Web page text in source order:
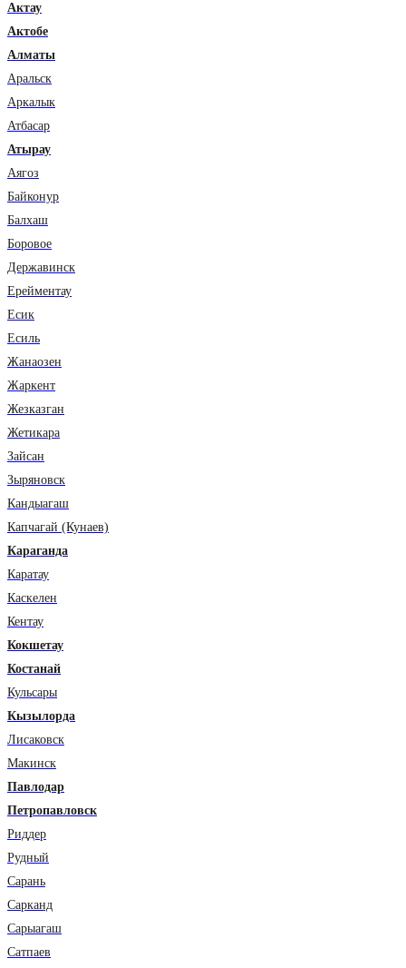
Актау
Актобе
Алматы
Аральск
Аркалык
Атбасар
Атырау
Аягоз
Байконур
Балхаш
Боровое
Державинск
Ерейментау
Есик
Есиль
Жанаозен
Жаркент
Жезказган
Жетикара
Зайсан
Зыряновск
Кандыагаш
Капчагай (Кунаев)
Караганда
Каратау
Каскелен
Кентау
Кокшетау
Костанай
Кульсары
Кызылорда
Лисаковск
Макинск
Павлодар
Петропавловск
Риддер
Рудный
Сарань
Сарканд
Сарыагаш
Сатпаев